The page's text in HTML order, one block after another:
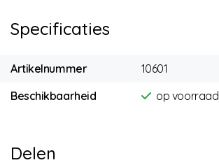
Specificaties
Artikelnummer
10601
Beschikbaarheid
op voorraad
Delen